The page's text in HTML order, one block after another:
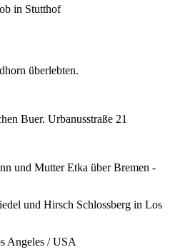
in Stutthof
überlebten.
Buer. Urbanusstraße 21
und Mutter Etka über Bremen -
und Hirsch Schlossberg in Los
Angeles / USA